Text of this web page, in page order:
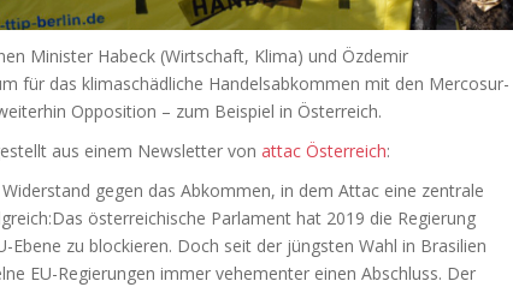
Minister Habeck (Wirtschaft, Klima) und Özdemir
für das klimaschädliche Handelsabkommen mit den Mercosur-
Opposition – zum Beispiel in Österreich.
aus einem Newsletter von attac Österreich:
gegen das Abkommen, in dem Attac eine zentrale
österreichische Parlament hat 2019 die Regierung
Ebene zu blockieren. Doch seit der jüngsten Wahl in Brasilien
EU-Regierungen immer vehementer einen Abschluss. Der